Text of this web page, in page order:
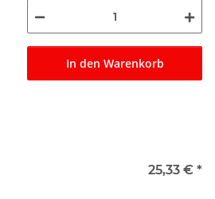
In den Warenkorb
25,33 € *